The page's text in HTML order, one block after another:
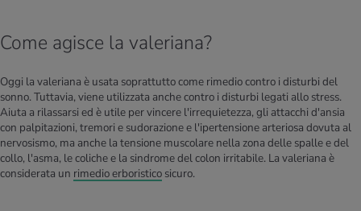
Come agisce la valeriana?
Oggi la valeriana è usata soprattutto come rimedio contro i disturbi del
sonno. Tuttavia, viene utilizzata anche contro i disturbi legati allo stress.
Aiuta a rilassarsi ed è utile per vincere l'irrequietezza, gli attacchi d'ansia
con palpitazioni, tremori e sudorazione e l'ipertensione arteriosa dovuta al
nervosismo, ma anche la tensione muscolare nella zona delle spalle e del
collo, l'asma, le coliche e la sindrome del colon irritabile. La valeriana è
considerata un rimedio erboristico sicuro.